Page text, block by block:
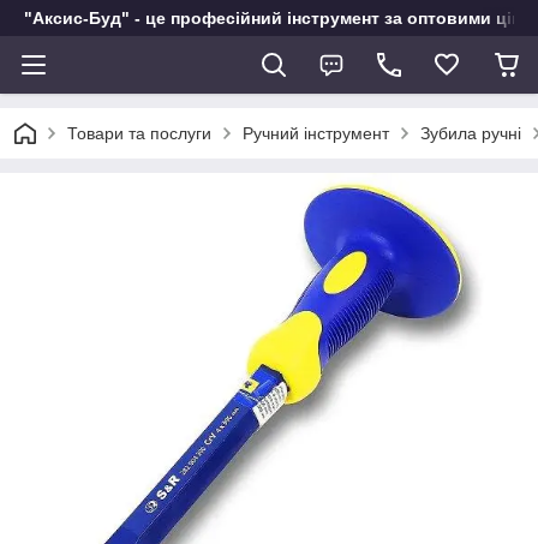
"Аксис-Буд" - це професійний інструмент за оптовими
Товари та послуги Ручний інструмент Зубила ручні